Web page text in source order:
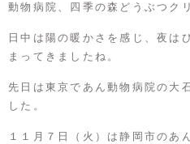
動物病院、四季の森どうぶつク
日中は陽の暖かさを感じ、夜は
まってきましたね。
先日は東京であん動物病院の大
した。
１１月７日（火）は静岡市のあ